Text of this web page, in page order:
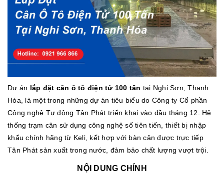
Dự án lắp đặt cân ô tô điện tử 100 tấn tại Nghi Sơn, Thanh
Hóa, là một trong những dự án tiêu biểu do Công ty Cổ phần
Công nghệ Tự động Tân Phát triển khai vào đầu tháng 12. Hệ
thống trạm cân sử dụng công nghệ số tiên tiến, thiết bị nhập
khẩu chính hãng từ Keli, kết hợp với bàn cân được trực tiếp
Tân Phát sản xuất trong nước, đảm bảo chất lượng vượt trội.
NỘI DUNG CHÍNH